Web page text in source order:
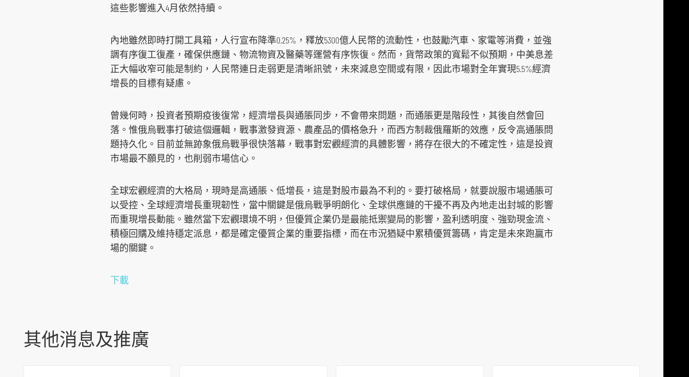
a
t
f
這些影響進入4月依然持續。
內地雖然即時打開工具箱，人行宣布降準0.25%，釋放5300億人民幣的流動性，也鼓勵汽車、家電等消費，並強
調有序復工復產，確保供應鏈、物流物資及醫藥等運營有序恢復。然而，貨幣政策的寬鬆不似預期，中美息差
正大幅收窄可能是制約，人民幣連日走弱更是清晰訊號，未來減息空間或有限，因此市場對全年實現5.5%經濟
增長的目標有疑慮。
曾幾何時，投資者預期疫後復常，經濟增長與通脹同步，不會帶來問題，而通脹更是階段性，其後自然會回
落。惟俄烏戰事打破這個邏輯，戰事激發資源、農產品的價格急升，而西方制裁俄羅斯的效應，反令高通脹問
題持久化。目前並無跡象俄烏戰爭很快落幕，戰事對宏觀經濟的具體影響，將存在很大的不確定性，這是投資
市場最不願見的，也削弱市場信心。
全球宏觀經濟的大格局，現時是高通脹、低增長，這是對股市最為不利的。要打破格局，就要說服市場通脹可
以受控、全球經濟增長重現韌性，當中關鍵是俄烏戰爭明朗化、全球供應鏈的干擾不再及內地走出封城的影響
而重現增長動能。雖然當下宏觀環境不明，但優質企業仍是最能抵禦變局的影響，盈利透明度、強勁現金流、
積極回購及維持穩定派息，都是確定優質企業的重要指標，而在市況猶疑中累積優質籌碼，肯定是未來跑贏市
場的關鍵。
下載
其他消息及推廣